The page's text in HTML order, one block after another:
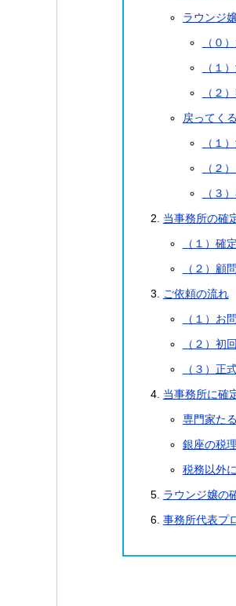
ラウンジ
（０
（１
（２
戻ってく
（１
（２
（３
当事務所の確
（１）確
（２）顧
ご依頼の流れ
（１）お
（２）初
（３）正
当事務所に確
専門家た
銀座の税
税務以外
ラウンジ嬢の
事務所代表プ